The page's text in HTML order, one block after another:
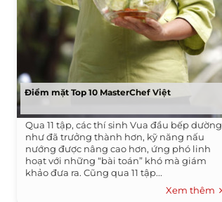
Điểm mặt Top 10 MasterChef Việt
Qua 11 tập, các thí sinh Vua đầu bếp dường
như đã trưởng thành hơn, kỹ năng nấu
nướng được nâng cao hơn, ứng phó linh
hoạt với những “bài toán” khó mà giám
khảo đưa ra. Cũng qua 11 tập...
Xem thêm